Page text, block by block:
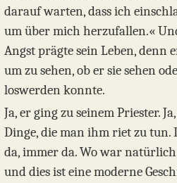
darauf warten, dass ich
um über mich herzufallen.«
Angst prägte sein Leben, denn
um zu sehen, ob er sie sehen
loswerden konnte.
Ja, er ging zu seinem Priester.
Dinge, die man ihm riet zu tun.
da, immer da. Wo war
und dies ist eine moderne